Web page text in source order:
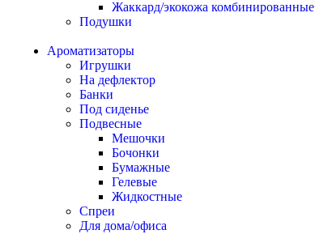
Жаккард/экокожа комбинированные
Подушки
Ароматизаторы
Игрушки
На дефлектор
Банки
Под сиденье
Подвесные
Мешочки
Бочонки
Бумажные
Гелевые
Жидкостные
Спреи
Для дома/офиса